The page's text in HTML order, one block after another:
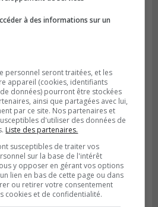
la Montérégie pour
du lac Cristal était
à des informations sur un
personnel seront traitées, et les
appareil (cookies, identifiants
données) pourront être stockées
ainsi que partagées avec lui,
par ce site. Nos partenaires et
d'utiliser des données de
Liste des partenaires.
susceptibles de traiter vos
sur la base de l'intérêt
y opposer en gérant vos options
lien en bas de cette page ou dans
ou retirer votre consentement
cookies et de confidentialité.